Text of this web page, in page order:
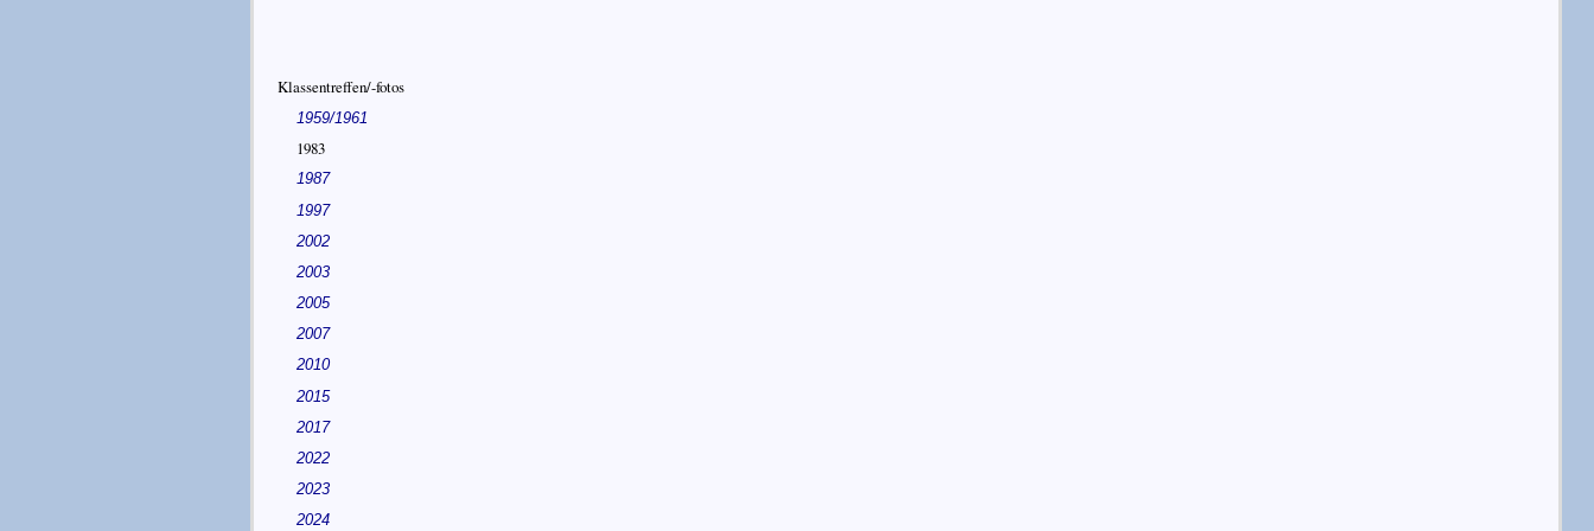
Klassentreffen/-fotos
1959/1961
1983
1987
1997
2002
2003
2005
2007
2010
2015
2017
2022
2023
2024